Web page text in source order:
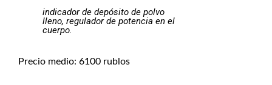
indicador de depósito de polvo
lleno, regulador de potencia en el
cuerpo.
Precio medio: 6100 rublos